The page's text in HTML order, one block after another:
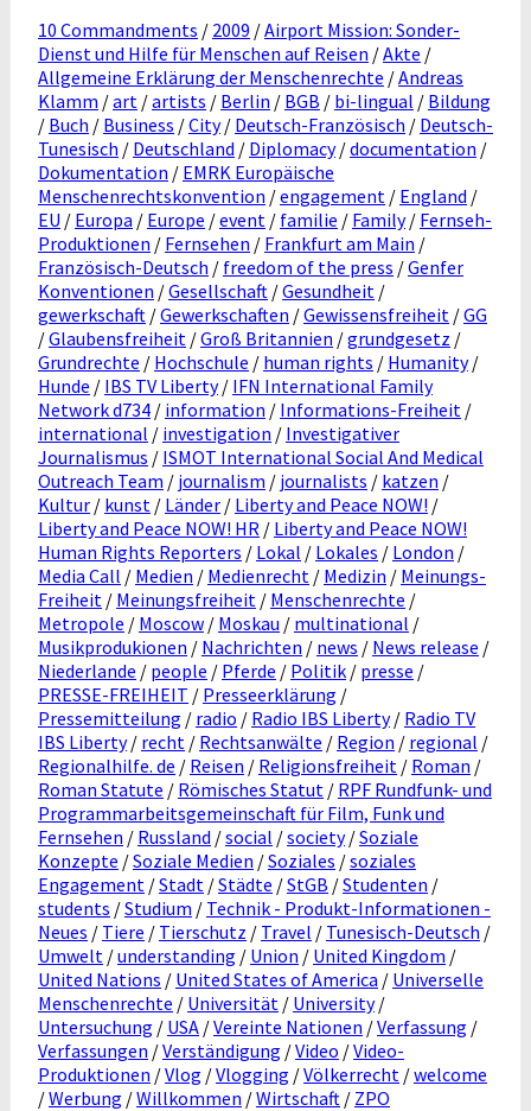
10 Commandments / 2009 /Airport Mission: Sonder-
Dienst und Hilfe für Menschen auf Reisen /Akte /
Allgemeine Erklärung der Menschenrechte /Andreas
Klamm /art /artists / Berlin / BGB / bi-lingual / Bildung
/ Buch / Business /City/ Deutsch-Französisch / Deutsch-
Tunesisch / Deutschland / Diplomacy/documentation /
Dokumentation / EMRK Europäische
Menschenrechtskonvention /engagement / England /
EU / Europa / Europe /event / familie / Family/ Fernseh-
Produktionen / Fernsehen / Frankfurt am Main /
Französisch-Deutsch / freedom of the press /Genfer
Konventionen /Gesellschaft /Gesundheit /
gewerkschaft /Gewerkschaften /Gewissensfreiheit /GG
/Glaubensfreiheit /Groß Britannien /grundgesetz /
Grundrechte / Hochschule / human rights / Humanity/
Hunde / IBS TV Liberty/ IFN International Family
Network d734 / information / Informations-Freiheit /
international / investigation / Investigativer
Journalismus / ISMOT International Social And Medical
Outreach Team / journalism / journalists / katzen /
Kultur / kunst / Länder / Liberty and Peace NOW! /
Liberty and Peace NOW! HR / Liberty and Peace NOW!
Human Rights Reporters / Lokal / Lokales / London /
Media Call / Medien / Medienrecht / Medizin / Meinungs-
Freiheit / Meinungsfreiheit / Menschenrechte /
Metropole / Moscow / Moskau / multinational /
Musikprodukionen / Nachrichten / news / News release /
Niederlande / people / Pferde / Politik / presse /
PRESSE-FREIHEIT / Presseerklärung /
Pressemitteilung / radio / Radio IBS Liberty/ Radio TV
IBS Liberty/ recht / Rechtsanwälte / Region / regional /
Regionalhilfe. de / Reisen / Religionsfreiheit / Roman /
Roman Statute / Römisches Statut / RPF Rundfunk- und
Programmarbeitsgemeinschaft für Film, Funk und
Fernsehen / Russland /social /society/Soziale
Konzepte /Soziale Medien /Soziales /soziales
Engagement /Stadt /Städte /StGB /Studenten /
students /Studium / Technik - Produkt-Informationen -
Neues / Tiere / Tierschutz / Travel / Tunesisch-Deutsch /
Umwelt /understanding / Union / United Kingdom /
United Nations / United States of America / Universelle
Menschenrechte / Universität / University/
Untersuchung / USA /Vereinte Nationen /Verfassung /
Verfassungen /Verständigung /Video /Video-
Produktionen /Vlog /Vlogging /Völkerrecht /welcome
/Werbung /Willkommen /Wirtschaft / ZPO